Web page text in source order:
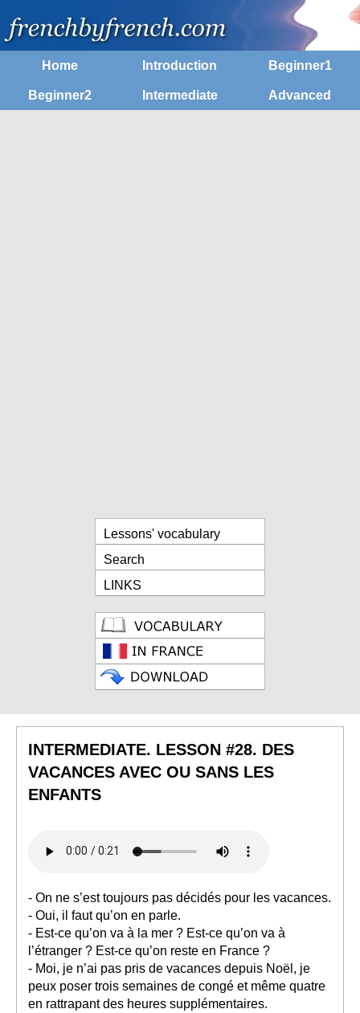
Home Introduction Beginner1
Beginner2 Intermediate Advanced
Lessons' vocabulary
Search
LINKS
INTERMEDIATE. LESSON #28. DES
VACANCES AVEC OU SANS LES
ENFANTS
- On ne s’est toujours pas décidés pour les vacances.
- Oui, il faut qu’on en parle.
- Est-ce qu’on va à la mer ? Est-ce qu’on va à
l’étranger ? Est-ce qu’on reste en France ?
- Moi, je n’ai pas pris de vacances depuis Noël, je
peux poser trois semaines de congé et même quatre
en rattrapant des heures supplémentaires.